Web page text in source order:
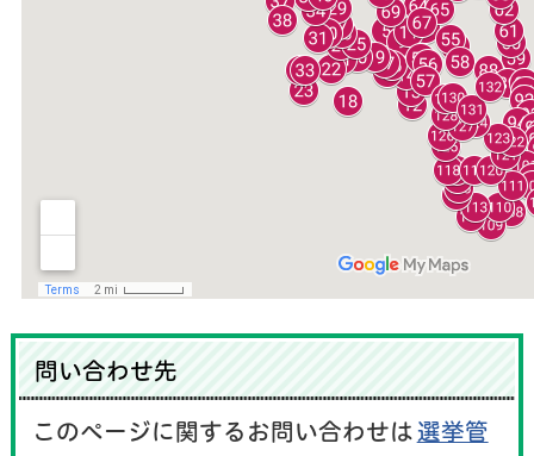
問い合わせ先
このページに関するお問い合わせは 選挙管